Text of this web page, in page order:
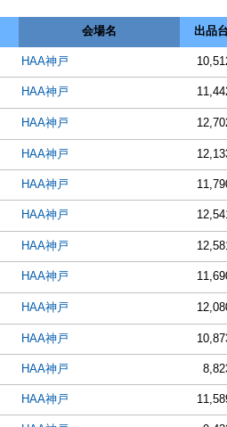
会場名
出品
HAA神戸
HAA神戸
HAA神戸
HAA神戸
HAA神戸
HAA神戸
HAA神戸
HAA神戸
HAA神戸
HAA神戸
HAA神戸
HAA神戸